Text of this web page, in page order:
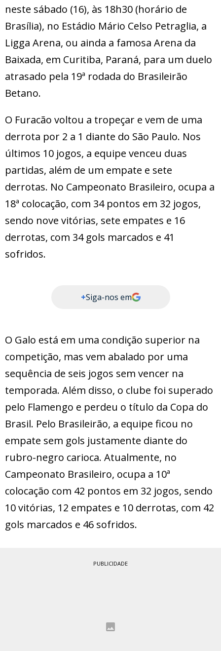
neste sábado (16), às 18h30 (horário de
Brasília), no Estádio Mário Celso Petraglia, a
Ligga Arena, ou ainda a famosa Arena da
Baixada, em Curitiba, Paraná, para um duelo
atrasado pela 19ª rodada do Brasileirão
Betano.
O Furacão voltou a tropeçar e vem de uma
derrota por 2 a 1 diante do São Paulo. Nos
últimos 10 jogos, a equipe venceu duas
partidas, além de um empate e sete
derrotas. No Campeonato Brasileiro, ocupa a
18ª colocação, com 34 pontos em 32 jogos,
sendo nove vitórias, sete empates e 16
derrotas, com 34 gols marcados e 41
sofridos.
+Siga-nos em
O Galo está em uma condição superior na
competição, mas vem abalado por uma
sequência de seis jogos sem vencer na
temporada. Além disso, o clube foi superado
pelo Flamengo e perdeu o título da Copa do
Brasil. Pelo Brasileirão, a equipe ficou no
empate sem gols justamente diante do
rubro-negro carioca. Atualmente, no
Campeonato Brasileiro, ocupa a 10ª
colocação com 42 pontos em 32 jogos, sendo
10 vitórias, 12 empates e 10 derrotas, com 42
gols marcados e 46 sofridos.
PUBLICIDADE